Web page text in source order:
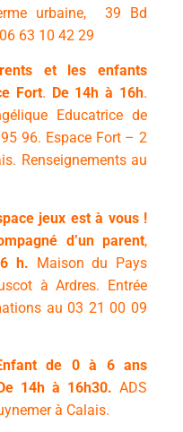
urbaine, 39 Bd
63 10 42 29
et les enfants
Fort. De 14h à 16h.
Educatrice de
96. Espace Fort – 2
Renseignements au
jeux est à vous !
d’un parent,
h. Maison du Pays
à Ardres. Entrée
au 03 21 00 09
de 0 à 6 ans
14h à 16h30. ADS
à Calais.